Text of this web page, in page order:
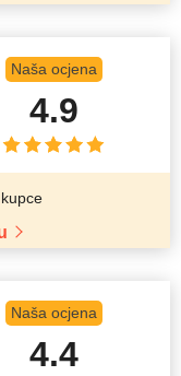
Naša ocjena
4.9
Naša ocjena
4.4